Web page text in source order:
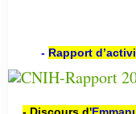
- Rapport